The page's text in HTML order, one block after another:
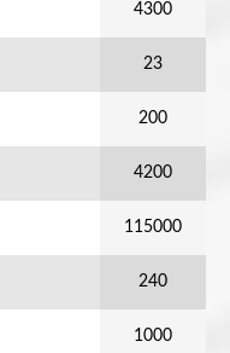
4300
23
200
4200
115000
240
1000